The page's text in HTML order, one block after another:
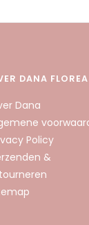
DANA FLOREA
Dana
Policy
&